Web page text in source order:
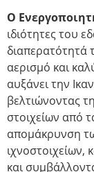
O
ιδιότητες του
διαπερατότητά
αερισμό και
αυξάνει την
βελτιώνοντας
στοιχείων από
απομάκρυνση
ιχνοστοιχείων,
και